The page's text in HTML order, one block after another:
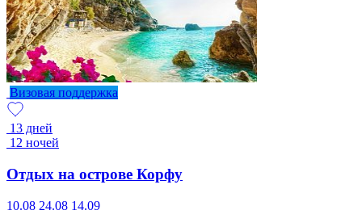
Визовая поддержка
13 дней
12 ночей
Отдых на острове Корфу
10.08 24.08 14.09